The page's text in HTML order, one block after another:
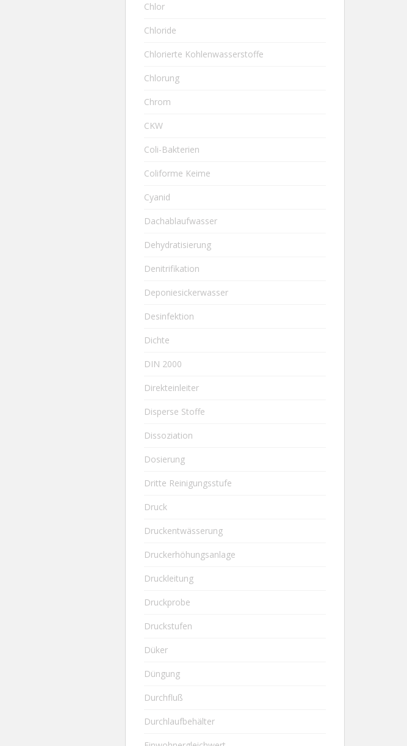
Chlor
Chloride
Chlorierte Kohlenwasserstoffe
Chlorung
Chrom
CKW
Coli-Bakterien
Coliforme Keime
Cyanid
Dachablaufwasser
Dehydratisierung
Denitrifikation
Deponiesickerwasser
Desinfektion
Dichte
DIN 2000
Direkteinleiter
Disperse Stoffe
Dissoziation
Dosierung
Dritte Reinigungsstufe
Druck
Druckentwässerung
Druckerhöhungsanlage
Druckleitung
Druckprobe
Druckstufen
Düker
Düngung
Durchfluß
Durchlaufbehälter